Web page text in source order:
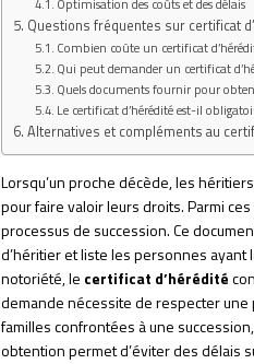
Optimisation des coûts et des délais
Questions fréquentes sur certificat
Combien coûte un certificat
Qui peut demander un certificat
Quels documents fournir pour
Le certificat d’hérédité est-il
Alternatives et compléments au
Lorsqu’un proche décède, les
pour faire valoir leurs droits. Parmi
processus de succession. Ce
d’héritier et liste les personnes ayant
notoriété, le certificat d’hérédité
demande nécessite de respecter
familles confrontées à une
obtention permet d’éviter des délais